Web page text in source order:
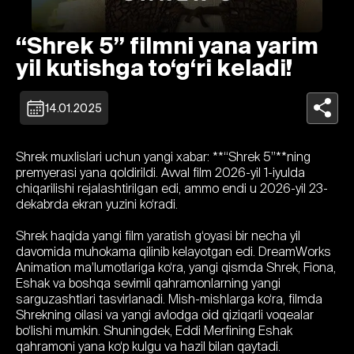
“Shrek 5” filmni yana yarim
yil kutishga to‘g‘ri keladi!
14.01.2025
Shrek muxlislari uchun yangi xabar: **“Shrek 5”**ning
premyerasi yana qoldirildi. Avval film 2026-yil 1-iyulda
chiqarilishi rejalashtirilgan edi, ammo endi u 2026-yil 23-
dekabrda ekran yuzini ko‘radi.
Shrek haqida yangi film yaratish g‘oyasi bir necha yil
davomida muhokama qilinib kelayotgan edi. DreamWorks
Animation ma’lumotlariga ko‘ra, yangi qismda Shrek, Fiona,
Eshak va boshqa sevimli qahramonlarning yangi
sarguzashtlari tasvirlanadi. Mish-mishlarga ko‘ra, filmda
Shrekning oilasi va yangi avlodga oid qiziqarli voqealar
bo‘lishi mumkin. Shuningdek, Eddi Merfining Eshak
qahramoni yana ko‘p kulgu va hazil bilan qaytadi.